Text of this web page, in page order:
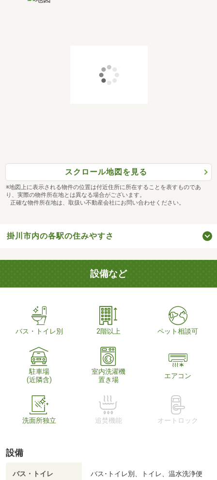
スクロール地図を見る
※地図上に表示される物件の位置は付近住所に所在することを表すものであ
り、実際の物件所在地とは異なる場合がございます。
正確な物件所在地は、取扱い不動産会社にお問い合わせください。
掛川市内の各駅の住みやすさ
設備など
バス・トイレ別 2階以上 ペット相談可
駐車場
(近隣含)
室内洗濯機
置き場
エアコン
洗面所独立 追焚機能 オートロック
設備
バス・トイレ
バス･トイレ別、トイレ、温水洗浄便